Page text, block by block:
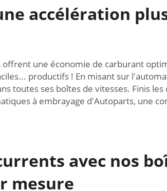
accélération
une économie de carburant
productifs ! En misant sur
toutes ses boîtes de vitesses. Finis
à embrayage d'Autoparts, une
avec nos
mesure